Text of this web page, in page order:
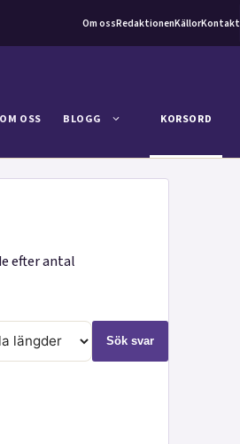
Om ossRedaktionenKällorKontakt
OM OSS BLOGG KORSORD
efter antal
Sök svar